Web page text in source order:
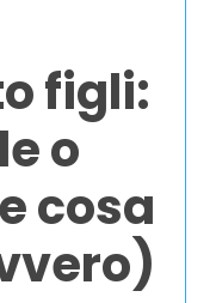
figli:
o
cosa